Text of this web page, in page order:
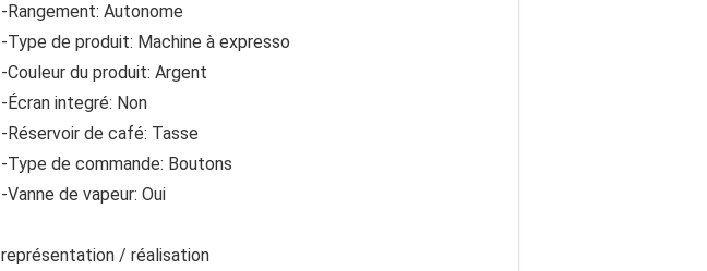
-Rangement: Autonome
-Type de produit: Machine à expresso
-Couleur du produit: Argent
-Écran integré: Non
-Réservoir de café: Tasse
-Type de commande: Boutons
-Vanne de vapeur: Oui
représentation / réalisation